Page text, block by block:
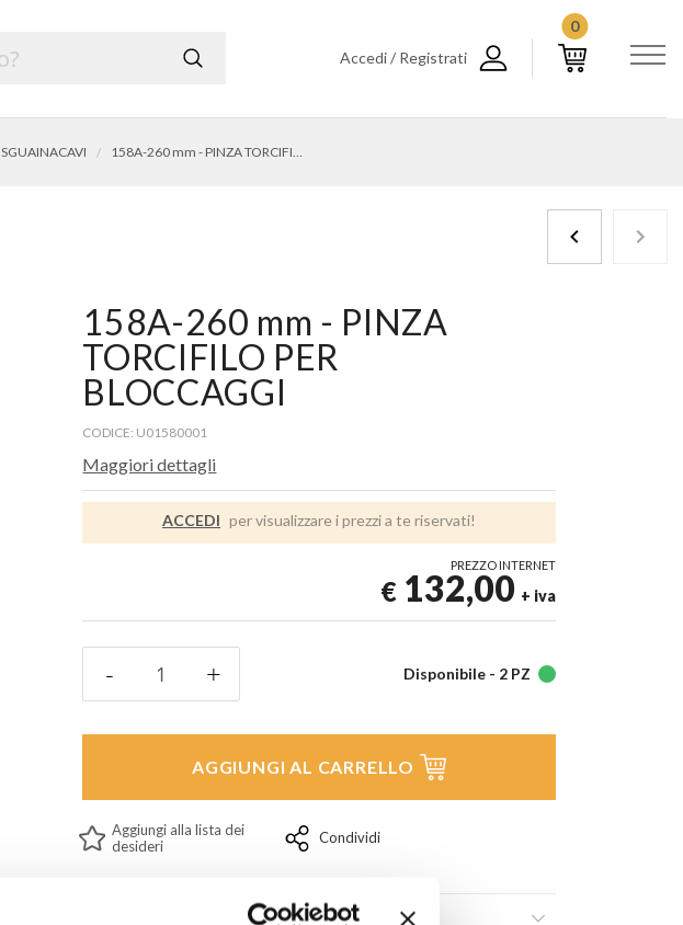
Accedi / Registrati
0
SGUAINACAVI
158A-260 mm - PINZA
TORCIFILO PER
BLOCCAGGI
CODICE: U01580001
Maggiori dettagli
ACCEDI per visualizzare i prezzi a te riservati!
PREZZO INTERNET
€132,00 + iva
Disponibile - 2 PZ
AGGIUNGI AL CARRELLO
Aggiungi alla lista dei
desideri
Condividi